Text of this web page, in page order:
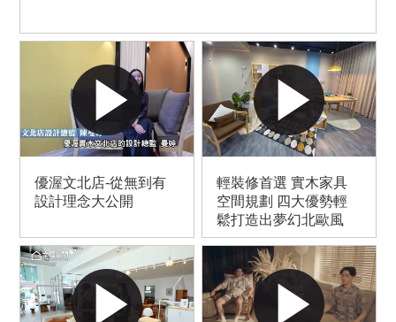
優渥文北店-從無到有
設計理念大公開
輕裝修首選 實木家具
空間規劃 四大優勢輕
鬆打造出夢幻北歐風